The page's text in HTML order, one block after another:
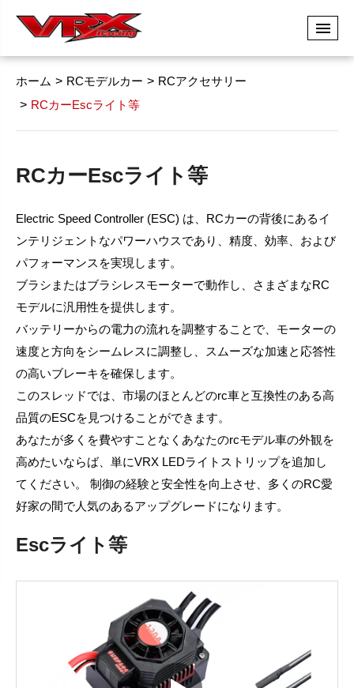
ホーム RCモデルカー
RCアクセサリー
RCカーEscライト等
RCカーEscライト等
Electric Speed Controller (ESC) は、RCカーの背後にあるイ
ンテリジェントなパワーハウスであり、精度、効率、および
パフォーマンスを実現します。
ブラシまたはブラシレスモーターで動作し、さまざまなRC
モデルに汎用性を提供します。
バッテリーからの電力の流れを調整することで、モーターの
速度と方向をシームレスに調整し、スムーズな加速と応答性
の高いブレーキを確保します。
このスレッドでは、市場のほとんどのrc車と互換性のある高
品質のESCを見つけることができます。
あなたが多くを費やすことなくあなたのrcモデル車の外観を
高めたいならば、単にVRX LEDライトストリップを追加し
てください。 制御の経験と安全性を向上させ、多くのRC愛
好家の間で人気のあるアップグレードになります。
Escライト等